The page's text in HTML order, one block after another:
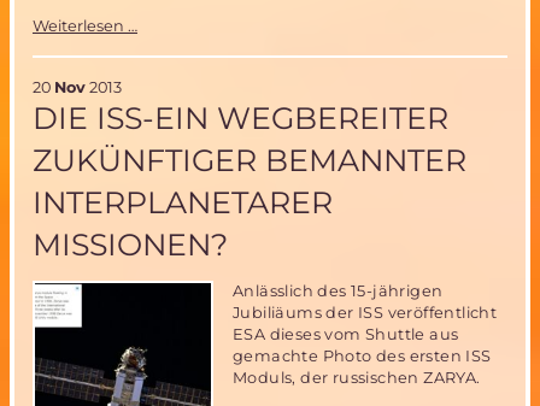
Weiterlesen …
voran-
4m
Ballon
fertiggestellt
und
erfolgreich
getestet!
20 Nov 2013
DIE ISS-EIN WEGBEREITER
ZUKÜNFTIGER BEMANNTER
INTERPLANETARER
MISSIONEN?
Anlässlich des 15-jährigen
Jubiliäums der ISS veröffentlicht
ESA dieses vom Shuttle aus
gemachte Photo des ersten ISS
Moduls, der russischen ZARYA.